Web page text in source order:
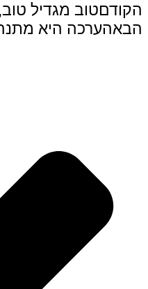
הקודםטוב מגדיל
הבאהערכה היא מתנה